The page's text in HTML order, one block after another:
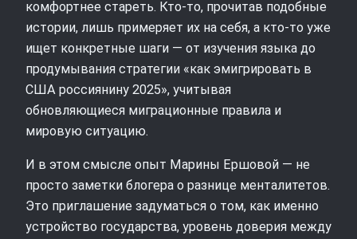
комфортнее стареть. Кто‑то, прочитав подобные
истории, лишь примеряет их на себя, а кто‑то уже
ищет конкретные шаги — от изучения языка до
продумывания стратегии «как эмигрировать в
США россиянину 2025», учитывая
обновляющиеся миграционные правила и
мировую ситуацию.
И в этом смысле опыт Марины Ершовой — не
просто заметки блогера о разнице менталитетов.
Это приглашение задуматься о том, как именно
устройство государства, уровень доверия между